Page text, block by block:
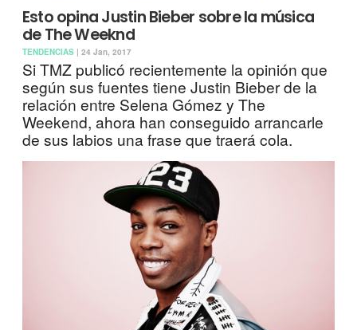
Esto opina Justin Bieber sobre la música
de The Weeknd
TENDENCIAS | 24 Jan, 2017
Si TMZ publicó recientemente la opinión que
según sus fuentes tiene Justin Bieber de la
relación entre Selena Gómez y The
Weekend, ahora han conseguido arrancarle
de sus labios una frase que traerá cola.